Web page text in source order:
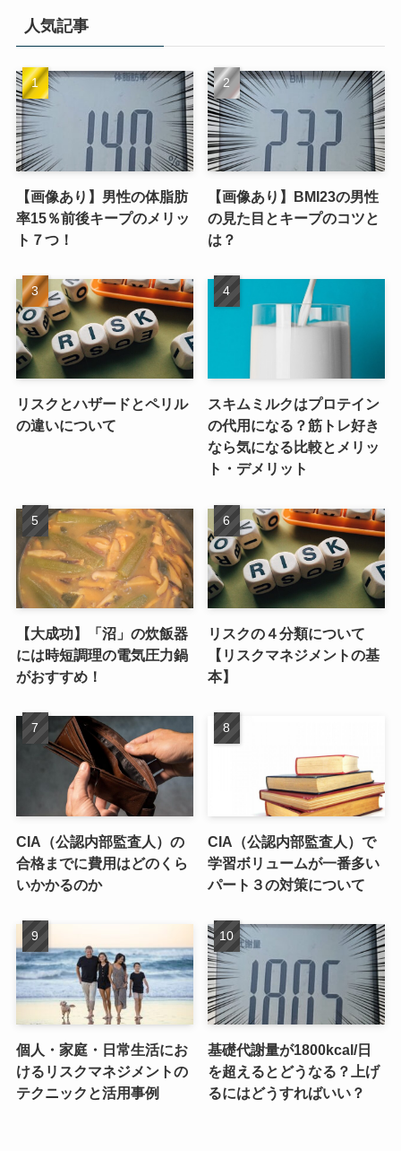
人気記事
【画像あり】男性の体脂肪
率15％前後キープのメリッ
ト７つ！
【画像あり】BMI23の男性
の見た目とキープのコツと
は？
リスクとハザードとペリル
の違いについて
スキムミルクはプロテイン
の代用になる？筋トレ好き
なら気になる比較とメリッ
ト・デメリット
【大成功】「沼」の炊飯器
には時短調理の電気圧力鍋
がおすすめ！
リスクの４分類について
【リスクマネジメントの基
本】
CIA（公認内部監査人）の
合格までに費用はどのくら
いかかるのか
CIA（公認内部監査人）で
学習ボリュームが一番多い
パート３の対策について
個人・家庭・日常生活にお
けるリスクマネジメントの
テクニックと活用事例
基礎代謝量が1800kcal/日
を超えるとどうなる？上げ
るにはどうすればいい？